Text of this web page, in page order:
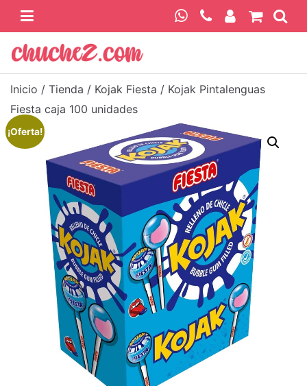
Skip
to
content
Chuchez
Inicio / Tienda / Kojak Fiesta / Kojak Pintalenguas
Fiesta caja 100 unidades
¡Oferta!